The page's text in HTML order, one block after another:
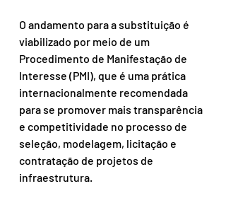
O andamento para a substituição é
viabilizado por meio de um
Procedimento de Manifestação de
Interesse (PMI), que é uma prática
internacionalmente recomendada
para se promover mais transparência
e competitividade no processo de
seleção, modelagem, licitação e
contratação de projetos de
infraestrutura.